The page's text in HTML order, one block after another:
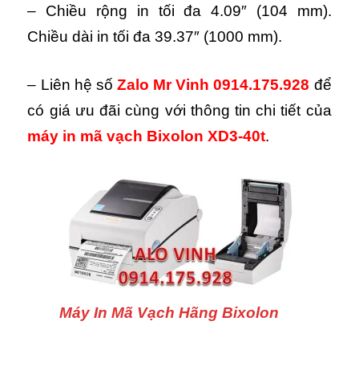
– Chiều rộng in tối đa 4.09″ (104 mm).
Chiều dài in tối đa 39.37″ (1000 mm).
– Liên hệ số Zalo Mr Vinh 0914.175.928 để
có giá ưu đãi cùng với thông tin chi tiết của
máy in mã vạch Bixolon XD3-40t.
Máy In Mã Vạch Hãng Bixolon